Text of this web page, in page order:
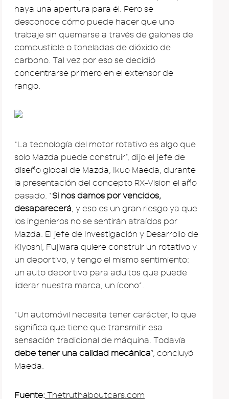
haya una apertura para él. Pero se
desconoce cómo puede hacer que uno
trabaje sin quemarse a través de galones de
combustible o toneladas de dióxido de
carbono. Tal vez por eso se decidió
concentrarse primero en el extensor de
rango.
“La tecnología del motor rotativo es algo que
solo Mazda puede construir”, dijo el jefe de
diseño global de Mazda, Ikuo Maeda, durante
la presentación del concepto RX-Vision el año
pasado. “Si nos damos por vencidos,
desaparecerá, y eso es un gran riesgo ya que
los ingenieros no se sentirán atraídos por
Mazda. El jefe de Investigación y Desarrollo de
Kiyoshi, Fujiwara quiere construir un rotativo y
un deportivo, y tengo el mismo sentimiento:
un auto deportivo para adultos que puede
liderar nuestra marca, un ícono”.
“Un automóvil necesita tener carácter, lo que
significa que tiene que transmitir esa
sensación tradicional de máquina. Todavía
debe tener una calidad mecánica“, concluyó
Maeda.
Fuente: Thetruthaboutcars.com